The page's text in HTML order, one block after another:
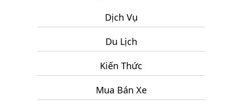
Đêm
Tưởng
Cho
Chuyến
Lịch
Ninh
Chữ
Dịch Vụ
Du Lịch
Kiến Thức
Mua Bán Xe